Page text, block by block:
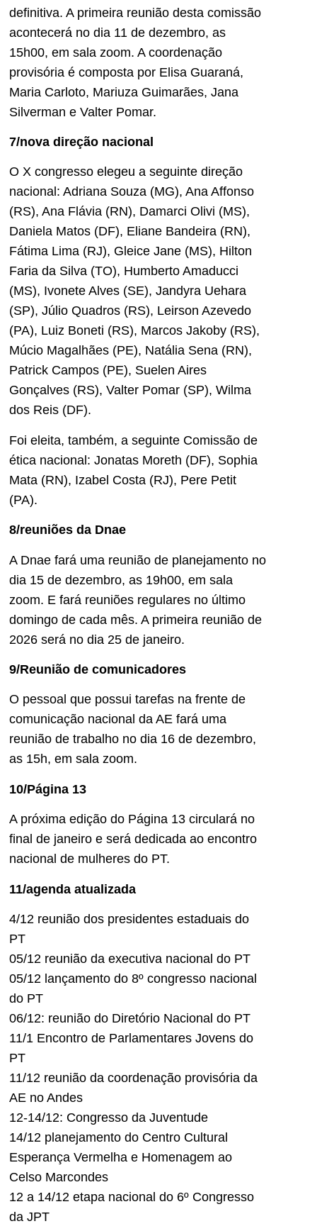
definitiva. A primeira reunião desta comissão
acontecerá no dia 11 de dezembro, as
15h00, em sala zoom. A coordenação
provisória é composta por Elisa Guaraná,
Maria Carloto, Mariuza Guimarães, Jana
Silverman e Valter Pomar.
7/nova direção nacional
O X congresso elegeu a seguinte direção
nacional: Adriana Souza (MG), Ana Affonso
(RS), Ana Flávia (RN), Damarci Olivi (MS),
Daniela Matos (DF), Eliane Bandeira (RN),
Fátima Lima (RJ), Gleice Jane (MS), Hilton
Faria da Silva (TO), Humberto Amaducci
(MS), Ivonete Alves (SE), Jandyra Uehara
(SP), Júlio Quadros (RS), Leirson Azevedo
(PA), Luiz Boneti (RS), Marcos Jakoby (RS),
Múcio Magalhães (PE), Natália Sena (RN),
Patrick Campos (PE), Suelen Aires
Gonçalves (RS), Valter Pomar (SP), Wilma
dos Reis (DF).
Foi eleita, também, a seguinte Comissão de
ética nacional: Jonatas Moreth (DF), Sophia
Mata (RN), Izabel Costa (RJ), Pere Petit
(PA).
8/reuniões da Dnae
A Dnae fará uma reunião de planejamento no
dia 15 de dezembro, as 19h00, em sala
zoom. E fará reuniões regulares no último
domingo de cada mês. A primeira reunião de
2026 será no dia 25 de janeiro.
9/Reunião de comunicadores
O pessoal que possui tarefas na frente de
comunicação nacional da AE fará uma
reunião de trabalho no dia 16 de dezembro,
as 15h, em sala zoom.
10/Página 13
A próxima edição do Página 13 circulará no
final de janeiro e será dedicada ao encontro
nacional de mulheres do PT.
11/agenda atualizada
4/12 reunião dos presidentes estaduais do
PT
05/12 reunião da executiva nacional do PT
05/12 lançamento do 8º congresso nacional
do PT
06/12: reunião do Diretório Nacional do PT
11/1 Encontro de Parlamentares Jovens do
PT
11/12 reunião da coordenação provisória da
AE no Andes
12-14/12: Congresso da Juventude
14/12 planejamento do Centro Cultural
Esperança Vermelha e Homenagem ao
Celso Marcondes
12 a 14/12 etapa nacional do 6º Congresso
da JPT